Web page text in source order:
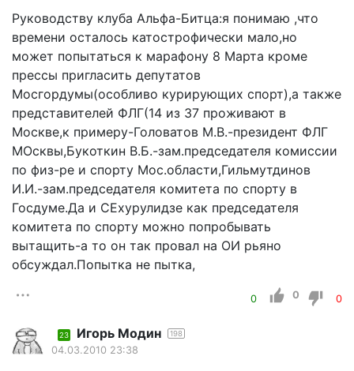
Руководству клуба Альфа-Битца:я понимаю ,что
времени осталось катострофически мало,но
может попытаться к марафону 8 Марта кроме
прессы пригласить депутатов
Мосгордумы(особливо курирующих спорт),а также
представителей ФЛГ(14 из 37 проживают в
Москве,к примеру-Головатов М.В.-президент ФЛГ
МОсквы,Букоткин В.Б.-зам.председателя комиссии
по физ-ре и спорту Мос.области,Гильмутдинов
И.И.-зам.председателя комитета по спорту в
Госдуме.Да и СЕхурулидзе как председателя
комитета по спорту можно попробывать
вытащить-а то он так провал на ОИ рьяно
обсуждал.Попытка не пытка,
0 0 0
23 Игорь Модин 198
04.03.2010 23:38